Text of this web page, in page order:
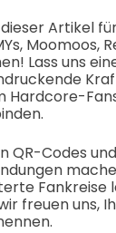
Artikel
Moomoos,
Lass uns
Hardcore-
QR-Codes
Fankreise
freuen uns,